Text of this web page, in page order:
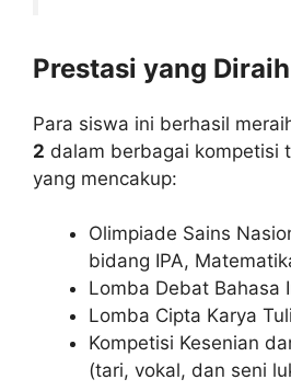
Prestasi yang Diraih
Para siswa ini berhasil
2 dalam berbagai kompetisi
yang mencakup:
Olimpiade Sains
bidang IPA,
Lomba Debat Bahasa
Lomba Cipta Karya
Kompetisi Kesenian
(tari, vokal, dan seni